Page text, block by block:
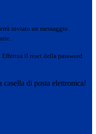
inviato un messaggio
il reset della password
di posta elettronica!